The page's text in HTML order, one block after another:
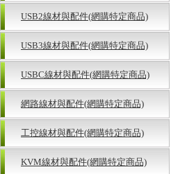
USB2線材與配件(網購特定商品)
USB3線材與配件(網購特定商品)
USBC線材與配件(網購特定商品)
網路線材與配件(網購特定商品)
工控線材與配件(網購特定商品)
KVM線材與配件(網購特定商品)